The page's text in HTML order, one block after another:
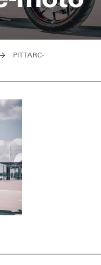
PITTARC-